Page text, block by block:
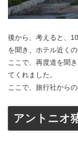
後から、考えると、
を聞き、ホテル近く
ここで、再度道を聞
てくれました。
ここで、旅行社から
アントニオ